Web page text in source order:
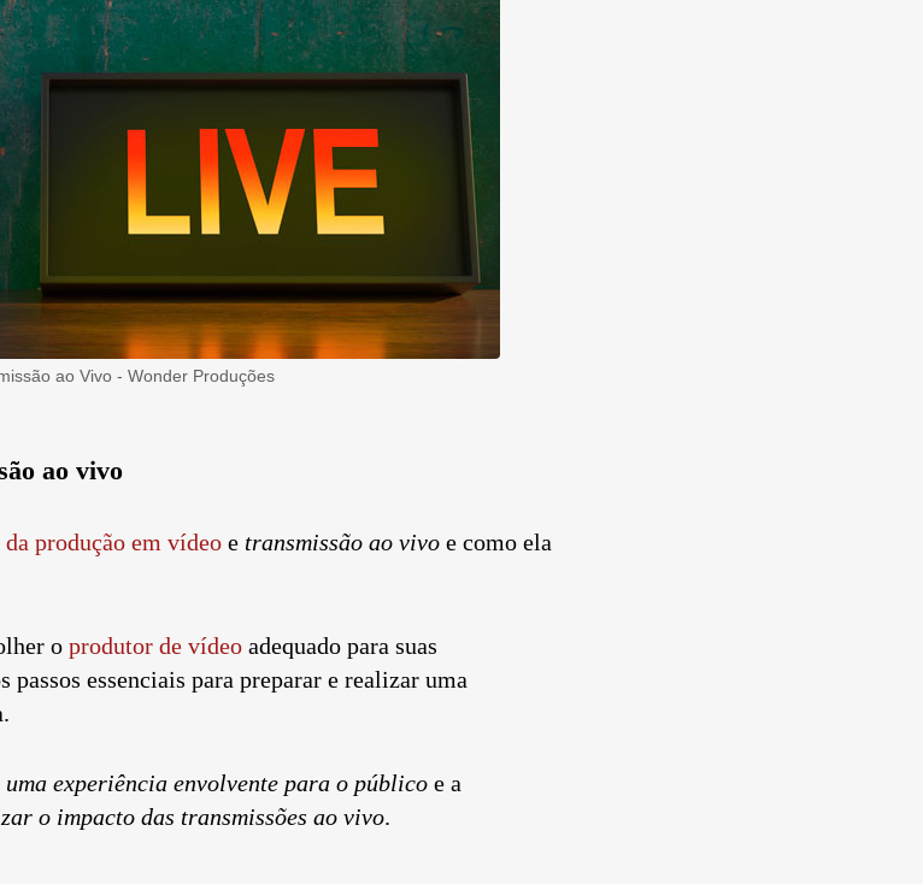
ao Vivo - Wonder Produções
ao vivo
da produção em vídeo e transmissão ao vivo e como ela
o produtor de vídeo adequado para suas
passos essenciais para preparar e realizar uma
experiência envolvente para o público e a
o impacto das transmissões ao vivo.